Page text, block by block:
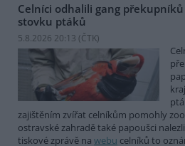
Celníci odhalili gang
stovku ptáků
5.8.2026 20:13 (ČTK)
zajištěním zvířat celníkům pomohly zoo
ostravské zahradě také papoušci
tiskové zprávě na webu celníků to